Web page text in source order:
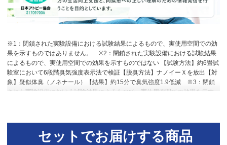
※1：閉鎖された実験設備における試験結果によるもので、実使用空間での効
果を示すものではありません。
※2：閉鎖された実験設備における試験結果
によるもので、実使用空間での効果を示すものではない 【試験方法】約6畳試
験室において6段階臭気強度表示法で検証【脱臭方法】ナノイーＸを放出【対
象】疑似体臭（ノネナール）【結果】約15分で臭気強度1.9低減
※3：閉鎖
された実験設備における試験結果によるもので、実使用空間での効果を示す
ビ菌1種が「内部クリーン」運転なし（自然減衰後）から99%除去されたこと
※4：30分以上運転を行い停止した時。長時間連続運転中は内部クリ
セットでお届けする商品